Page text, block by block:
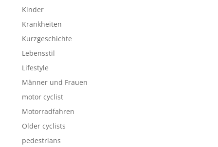
Kinder
Krankheiten
Kurzgeschichte
Lebensstil
Lifestyle
Männer und Frauen
motor cyclist
Motorradfahren
Older cyclists
pedestrians